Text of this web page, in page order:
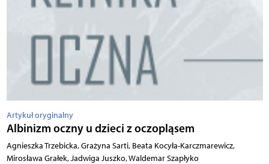
Artykuł oryginalny
Albinizm oczny u dzieci z oczopląsem
Agnieszka Trzebicka, Grażyna Sarti, Beata Kocyła-Karczmarewicz,
Mirosława Grałek, Jadwiga Juszko, Waldemar Szapłyko